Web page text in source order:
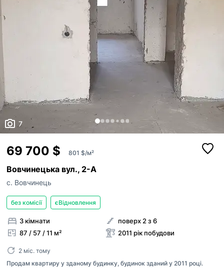
7
69 700 $ 801 $/м²
Вовчинецька вул., 2-А
с. Вовчинець
без комісії єВідновлення
3 кімнати
87 / 57 / 11 м²
поверх 2 з 6
2011 рік побудови
2 міс. тому
Продам квартиру у зданому будинку, будинок зданий у 2011 році.